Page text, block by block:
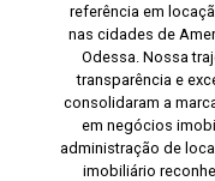
referência em
nas cidades de
Odessa. Nossa
transparência e
consolidaram a
em negócios
administração de
imobiliário